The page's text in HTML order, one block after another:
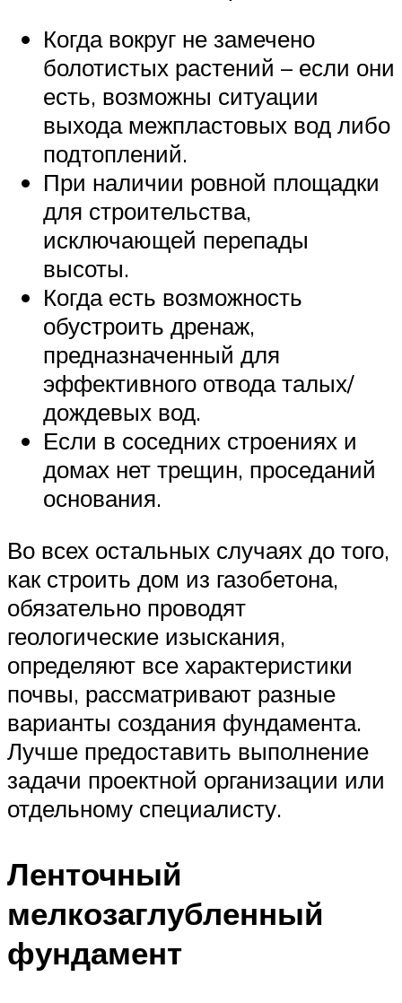
Когда вокруг не замечено
болотистых растений – если они
есть, возможны ситуации
выхода межпластовых вод либо
подтоплений.
При наличии ровной площадки
для строительства,
исключающей перепады
высоты.
Когда есть возможность
обустроить дренаж,
предназначенный для
эффективного отвода талых/
дождевых вод.
Если в соседних строениях и
домах нет трещин, проседаний
основания.
Во всех остальных случаях до того,
как строить дом из газобетона,
обязательно проводят
геологические изыскания,
определяют все характеристики
почвы, рассматривают разные
варианты создания фундамента.
Лучше предоставить выполнение
задачи проектной организации или
отдельному специалисту.
Ленточный
мелкозаглубленный
фундамент